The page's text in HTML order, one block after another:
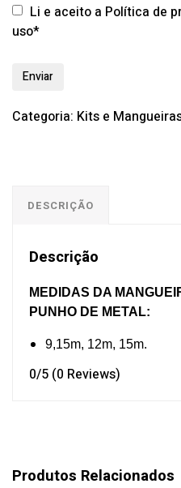
Li e aceito a Política de
uso*
Categoria: Kits e
DESCRIÇÃO
Descrição
MEDIDAS DA
PUNHO DE METAL:
9,15m, 12m, 15m.
0/5 (0 Reviews)
Produtos Relacionados